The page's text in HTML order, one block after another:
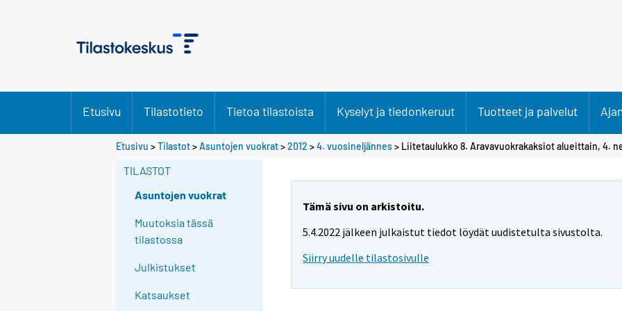
Etusivu Tilastotieto Tietoa tilastoista Kyselyt ja tiedonkeruut Tuotteet ja palvelut
Etusivu >Tilastot>Asuntojen vuokrat>2012 >4. vuosineljännes> Liitetaulukko 8. Aravavuokrakaksiot alueittain, 4.
TILASTOT
Asuntojen vuokrat
Muutoksia tässä
tilastossa
Julkistukset
Katsaukset
Tämä sivu on arkistoitu.
5.4.2022 jälkeen julkaistut tiedot löydät uudistetulta sivustolta.
Siirry uudelle tilastosivulle